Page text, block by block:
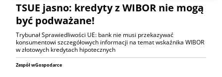
TSUE jasno: kredyty z WIBOR nie mogą
być podważane!
Trybunał Sprawiedliwości UE: bank nie musi przekazywać
konsumentowi szczegółowych informacji na temat wskaźnika WIBOR
w złotowych kredytach hipotecznych
Zespół wGospodarce